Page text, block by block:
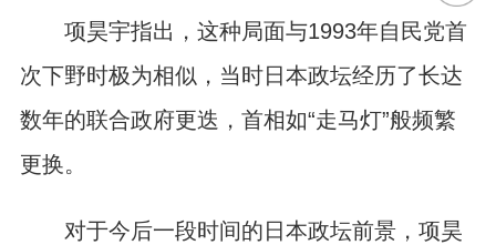
项昊宇指出，这种局面与1993年自民党首
次下野时极为相似，当时日本政坛经历了长达
数年的联合政府更迭，首相如“走马灯”般频繁
更换。
对于今后一段时间的日本政坛前景，项昊